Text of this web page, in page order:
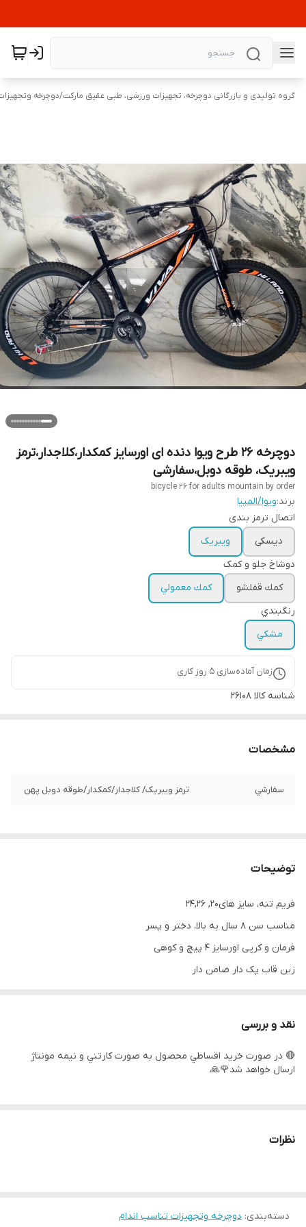
گروه تولیدی و بازرگانی دوچرخه، تجهیزات ورزشی، طبی عقیق مارکت/دوچرخه
دوچرخه 26 طرح ویوا دنده ای اورسایز کمکدار،کلاجدار،ترمز
ویبریک، طوقه دوبل،سفارشی
bicycle 26 for adults mountain by order
برند:ویوا/المپیا
اتصال ترمز بندی
دیسکی
ویبریک
دوشاخ جلو و کمک
كمك قفلشو
كمك معمولي
رنگبندي
مشكي
زمان آماده‌سازی 5 روز کاری
شناسه کالا 26108
مشخصات
سفارشي ترمز ویبریک/ کلاجدار/كمكدار/طوقه دوبل پهن
توضیحات
فریم تنه، سایز های20, 24,26
مناسب سن ٨ سال به بالا، دختر و پسر
فرمان و کر‌پی اورسایز ۴ پیچ و کوهی
زین قاب پک دار ضامن دار
پره بندی مشکی و توپی وارداتی
لاستیک گل ابریشمی طرح کندا
دسته دنده کلاجدار ۲۱ دنده
حلقه تنظیم فرمان جنس آلومینیوم و پلاستیک ۲ و یک سانت
طوقه دوبل ضدتاب سبک
نقد و بررسی
🔴 در صورت خريد اقساطي محصول به صورت كارتني و نيمه مونتاژ
ارسال خواهد شد🌹🙏
نظرات
دسته‌بندی: دوچرخه وتجهیزات تناسب اندام